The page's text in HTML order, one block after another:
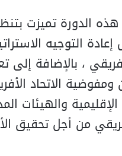
الدورة تميزت
التوجيه
، بالإضافة إلى
ومفوضية الاتحاد
والهيئات
من أجل تحقيق